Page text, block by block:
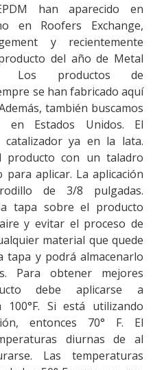
han aparecido en
en Roofers Exchange,
y recientemente
del año de Metal
Los productos de
se han fabricado aquí
también buscamos
en Estados Unidos. El
ya en la lata.
producto con un taladro
aplicar. La aplicación
de 3/8 pulgadas.
tapa sobre el producto
y evitar el proceso de
material que quede
tapa y podrá almacenarlo
Para obtener mejores
debe aplicarse a
Si está utilizando
entonces 70° F. El
diurnas de al
Las temperaturas